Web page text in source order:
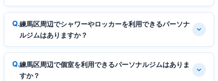
練馬区周辺でシャワーやロッカーを利用できるパーソナ
ルジムはありますか？
練馬区周辺で個室を利用できるパーソナルジムはありま
すか？